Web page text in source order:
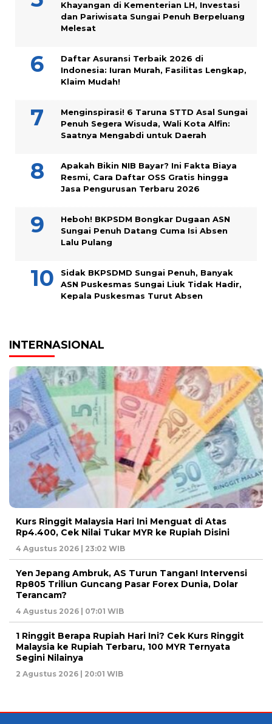
Khayangan di Kementerian LH, Investasi
dan Pariwisata Sungai Penuh Berpeluang
Melesat
Daftar Asuransi Terbaik 2026 di
Indonesia: Iuran Murah, Fasilitas Lengkap,
Klaim Mudah!
Menginspirasi! 6 Taruna STTD Asal Sungai
Penuh Segera Wisuda, Wali Kota Alfin:
Saatnya Mengabdi untuk Daerah
Apakah Bikin NIB Bayar? Ini Fakta Biaya
Resmi, Cara Daftar OSS Gratis hingga
Jasa Pengurusan Terbaru 2026
Heboh! BKPSDM Bongkar Dugaan ASN
Sungai Penuh Datang Cuma Isi Absen
Lalu Pulang
Sidak BKPSDMD Sungai Penuh, Banyak
ASN Puskesmas Sungai Liuk Tidak Hadir,
Kepala Puskesmas Turut Absen
INTERNASIONAL
Kurs Ringgit Malaysia Hari Ini Menguat di Atas
Rp4.400, Cek Nilai Tukar MYR ke Rupiah Disini
4 Agustus 2026 | 23:02 WIB
Yen Jepang Ambruk, AS Turun Tangan! Intervensi
Rp805 Triliun Guncang Pasar Forex Dunia, Dolar
Terancam?
4 Agustus 2026 | 07:01 WIB
1 Ringgit Berapa Rupiah Hari Ini? Cek Kurs Ringgit
Malaysia ke Rupiah Terbaru, 100 MYR Ternyata
Segini Nilainya
2 Agustus 2026 | 20:01 WIB